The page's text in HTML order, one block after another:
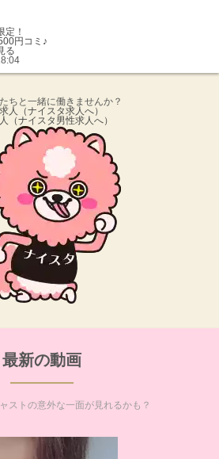
定！
円コミ♪
る
ちと一緒に働きませんか？
人
（ナイスタ求人へ）
（ナイスタ男性求人へ）
最新の動画
ストの意外な一面が見れるかも？